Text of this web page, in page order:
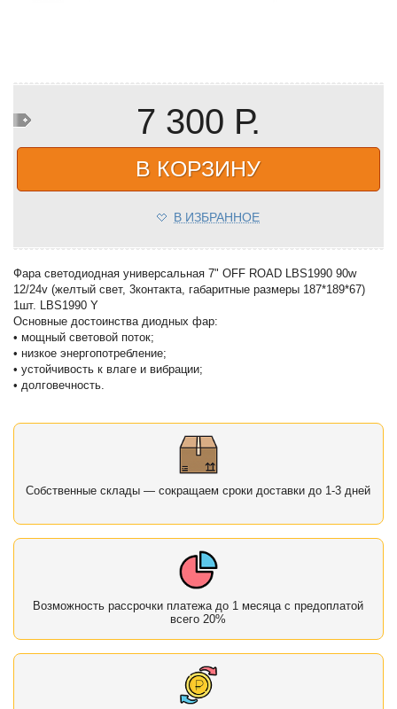
7 300 Р.
В КОРЗИНУ
В ИЗБРАННОЕ
Фара светодиодная универсальная 7" OFF ROAD LBS1990 90w
12/24v (желтый свет, 3контакта, габаритные размеры 187*189*67)
1шт. LBS1990 Y
Основные достоинства диодных фар:
• мощный световой поток;
• низкое энергопотребление;
• устойчивость к влаге и вибрации;
• долговечность.
Собственные склады — сокращаем сроки доставки до 1-3 дней
Возможность рассрочки платежа до 1 месяца с предоплатой
всего 20%